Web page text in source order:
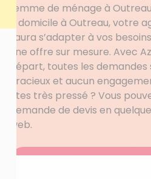
femme de ménage à
à domicile à Outreau, votre
saura s’adapter à vos
une offre sur mesure. Avec
départ, toutes les
gracieux et aucun
êtes très pressé ? Vous
demande de devis en
web.